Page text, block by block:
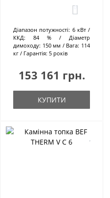
0
Діапазон потужності: 6 кВт
ККД:
84 %
Діаметр
димоходу: 150 мм Вага: 114
кг
Гарантія: 5 років
153 161 грн.
КУПИТИ